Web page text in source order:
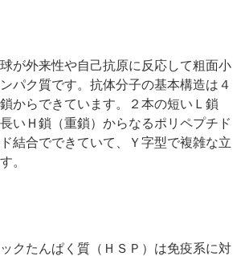
が外来性や自己抗原に反応して粗面小
パク質です。抗体分子の基本構造は４
からできています。２本の短いＬ鎖
いＨ鎖（重鎖）からなるポリペプチド
結合でできていて、Ｙ字型で複雑な立
。
クたんぱく質（ＨＳＰ）は免疫系に対